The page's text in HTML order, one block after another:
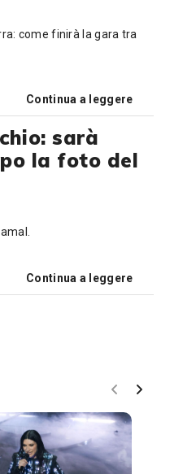
come finirà la gara tra
Continua a leggere
sarà
la foto del
Continua a leggere